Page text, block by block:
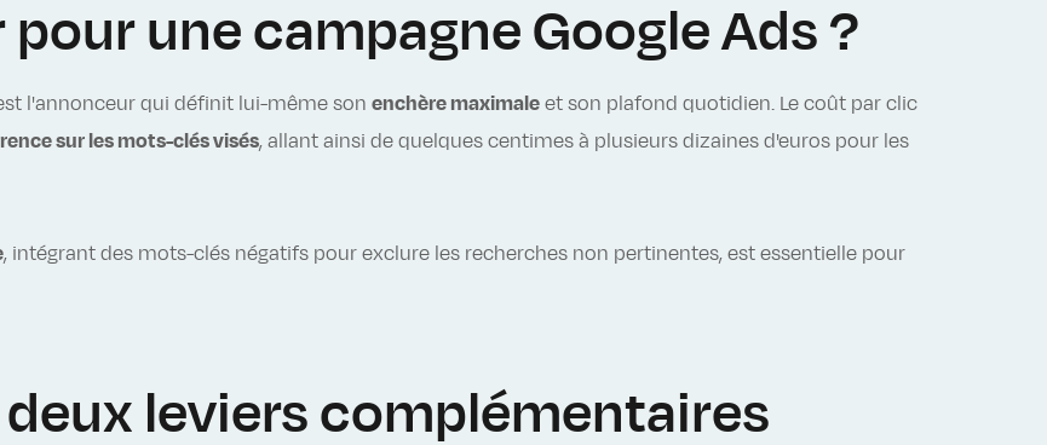
une campagne Google Ads ?
l'annonceur qui définit lui-même son enchère maximaleet son plafond quotidien. Le coût par clic
sur les mots-clés visés, allant ainsi de quelques centimes à plusieurs dizaines d'euros pour les
, intégrant des mots-clés négatifs pour exclure les recherches non pertinentes, est essentielle pour
deux leviers complémentaires